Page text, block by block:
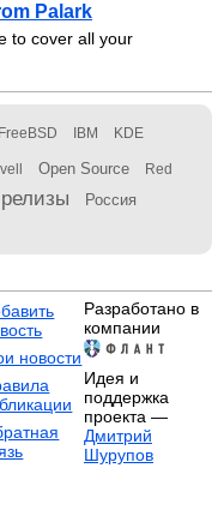
Palark
to cover all your
FreeBSD IBM KDE
Open Source Red
релизы Россия
новости
Разработано в
компании
Идея и
поддержка
проекта —
Дмитрий
Шурупов